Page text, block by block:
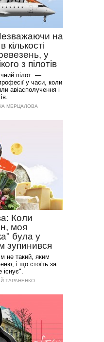
на
у
з пілотів
пілот —
у часи, коли
авіасполучення і
МЕРЦАЛОВА
Коли
моя
була у
зупинився
не такий, яким
і що стоїть за
існує".
ТАРАНЕНКО